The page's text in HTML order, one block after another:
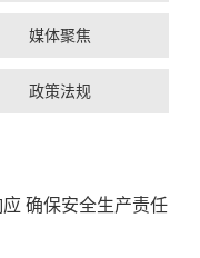
媒体聚焦
政策法规
确保安全生产责任